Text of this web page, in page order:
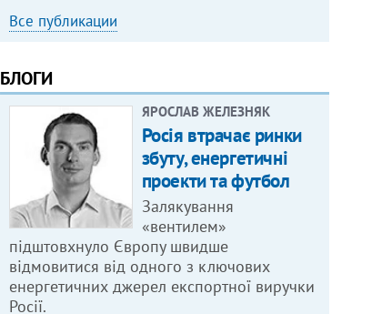
Все публикации
БЛОГИ
ЯРОСЛАВ ЖЕЛЕЗНЯК
Росія втрачає ринки
збуту, енергетичні
проекти та футбол
Залякування
«вентилем»
підштовхнуло Європу швидше
відмовитися від одного з ключових
енергетичних джерел експортної виручки
Росії.